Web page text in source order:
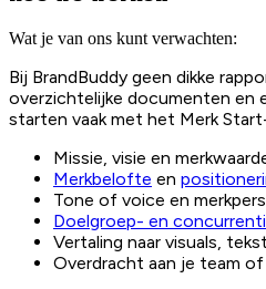
Wat je van ons kunt verwachten:
Bij BrandBuddy geen dikke
overzichtelijke documenten en
starten vaak met het Merk
Missie, visie en
Merkbelofte en
Tone of voice en
Doelgroep- en
Vertaling naar visuals,
Overdracht aan je team of